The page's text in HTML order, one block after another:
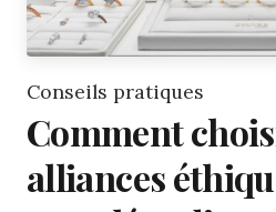
Conseils pratiques
Comment
alliances